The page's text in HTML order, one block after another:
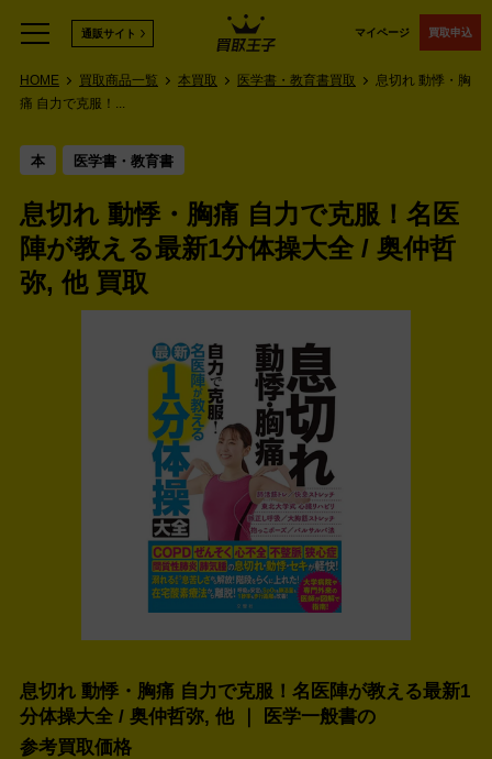
マイページ 買取申込
通販サイト
HOME 買取商品一覧 本買取 医学書・教育書買取
息切れ 動悸・胸
痛 自力で克服！...
本 医学書・教育書
息切れ 動悸・胸痛 自力で克服！名医
陣が教える最新1分体操大全 / 奥仲哲
弥, 他 買取
息切れ 動悸・胸痛 自力で克服！名医陣が教える最新1
分体操大全 / 奥仲哲弥, 他 ｜ 医学一般書の
参考買取価格